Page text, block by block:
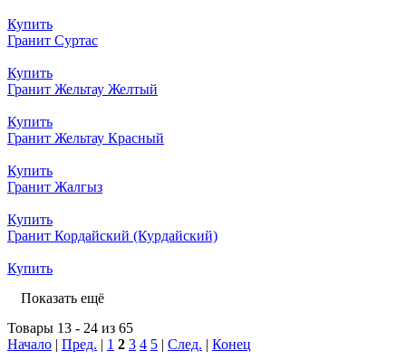
Купить
Гранит Суртас
Купить
Гранит Жельтау Желтый
Купить
Гранит Жельтау Красный
Купить
Гранит Жалгыз
Купить
Гранит Кордайский (Курдайский)
Купить
Показать ещё
Товары 13 - 24 из 65
Начало | Пред. | 1 2 3 4 5 | След. | Конец